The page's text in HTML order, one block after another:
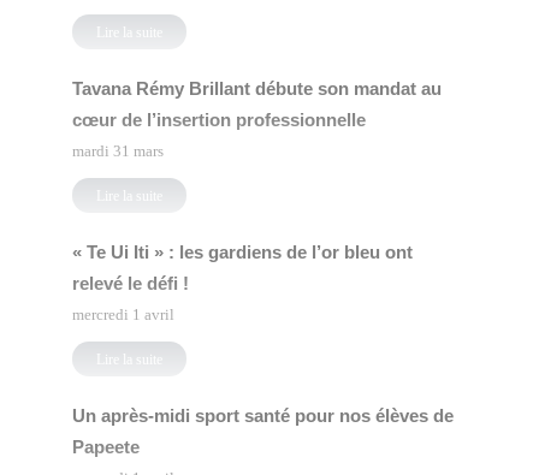
Lire la suite
Tavana Rémy Brillant débute son mandat au
cœur de l’insertion professionnelle
mardi 31 mars
Lire la suite
« Te Ui Iti » : les gardiens de l’or bleu ont
relevé le défi !
mercredi 1 avril
Lire la suite
Un après-midi sport santé pour nos élèves de
Papeete